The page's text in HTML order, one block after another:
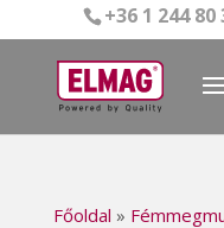
+36 1 244 80
Főoldal »